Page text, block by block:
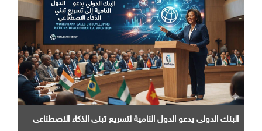
البنك الدولي يدعو الدول النامية لتسريع تبني الذكاء الاصطناعي